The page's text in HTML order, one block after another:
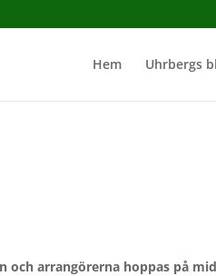
Hem Uhrbergs
och arrangörerna hoppas på